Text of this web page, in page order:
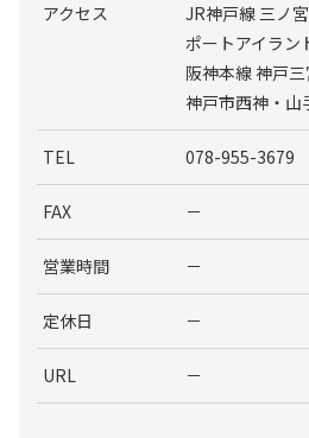
アクセス
JR神戸線 三ノ
ポートアイラン
阪神本線 神戸
神戸市西神・山
TEL 078-955-3679
FAX －
営業時間 －
定休日 －
URL －